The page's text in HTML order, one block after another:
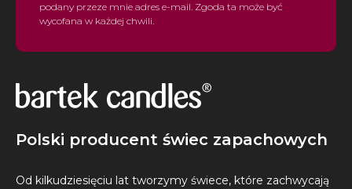
podany przeze mnie adres e-mail. Zgoda ta może być
wycofana w każdej chwili.
Polski producent świec zapachowych
Od kilkudziesięciu lat tworzymy świece, które zachwycają